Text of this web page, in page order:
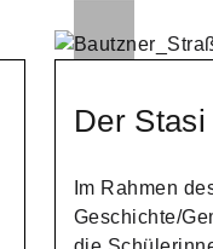
Der
Im Rahmen
Geschichte/